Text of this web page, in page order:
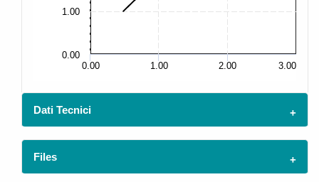
0.00 1.00 2.00 3.00
1.00
0.00
Dati Tecnici
Files